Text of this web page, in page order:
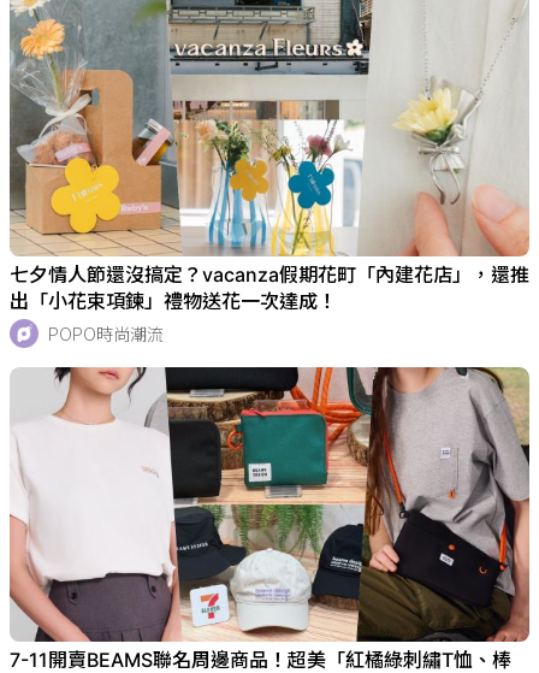
七夕情人節還沒搞定？vacanza假期花町「內建花店」，還推
出「小花束項鍊」禮物送花一次達成！
POPO時尚潮流
7-11開賣BEAMS聯名周邊商品！超美「紅橘綠刺繡T恤、棒